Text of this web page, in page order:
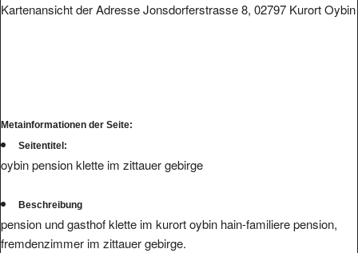
Kartenansicht der Adresse Jonsdorferstrasse 8, 02797 Kurort Oybin
Metainformationen der Seite:
Seitentitel:
oybin pension klette im zittauer gebirge
Beschreibung
pension und gasthof klette im kurort oybin hain-familiere pension,
fremdenzimmer im zittauer gebirge.